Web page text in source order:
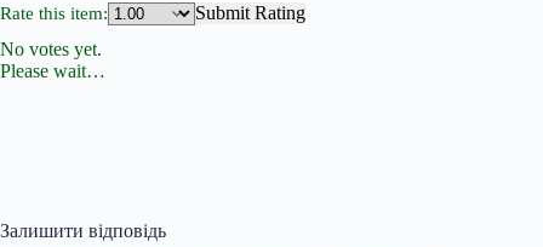
Rate this item:
Submit Rating
No votes yet.
Please wait…
Залишити відповідь